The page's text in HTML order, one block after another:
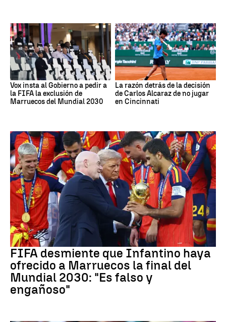
Vox insta al Gobierno a pedir a
la FIFA la exclusión de
Marruecos del Mundial 2030
La razón detrás de la decisión
de Carlos Alcaraz de no jugar
en Cincinnati
Mundial 2030
FIFA desmiente que Infantino haya
ofrecido a Marruecos la final del
Mundial 2030: "Es falso y
engañoso"